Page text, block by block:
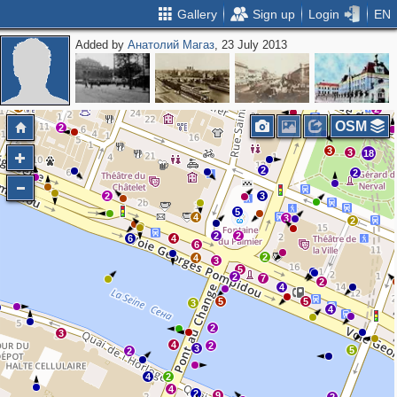
Gallery Sign up Login EN
Added byАнатолий Магаз, 23 July 2013
2
4
4
3
4
2
4
2
3 2
2
3 5
5
2
3
2
2
6
4
4
4
6
5
2
2
2
3
4
18
2
3
3
2
3
3
2
2
2
5
2
7
4
4
5
OSM